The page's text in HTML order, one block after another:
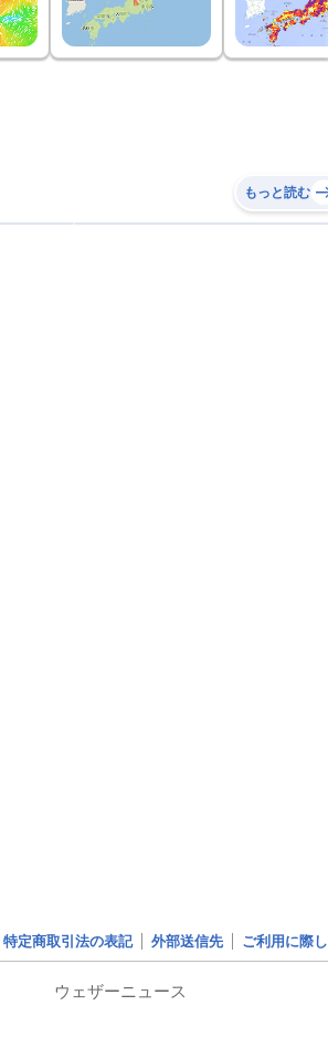
もっと読む
特定商取引法の表記 外部送信先 ご利用に際
ウェザーニュース